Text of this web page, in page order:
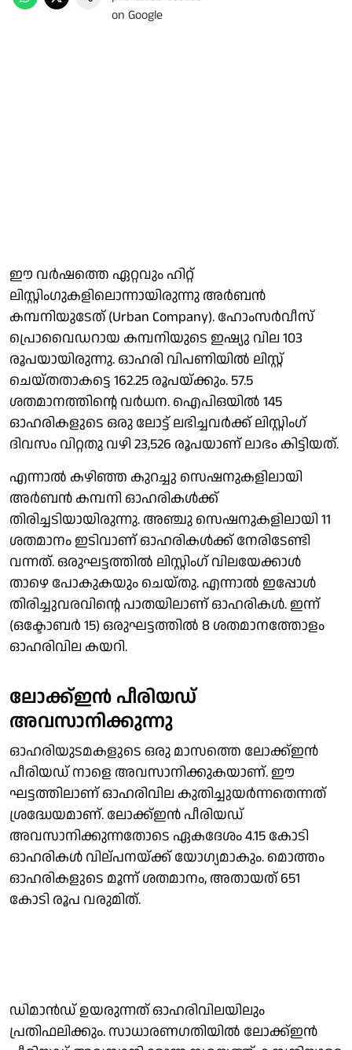
ഈ വര്‍ഷത്തെ ഏറ്റവും ഹിറ്റ്
ലിസ്റ്റിംഗുകളിലൊന്നായിരുന്നു അര്‍ബന്‍
കമ്പനിയുടേത് (Urban Company). ഹോംസര്‍വീസ്
പ്രൊവൈഡറായ കമ്പനിയുടെ ഇഷ്യു വില 103
രൂപയായിരുന്നു. ഓഹരി വിപണിയില്‍ ലിസ്റ്റ്
ചെയ്തതാകട്ടെ 162.25 രൂപയ്ക്കും. 57.5
ശതമാനത്തിന്റെ വര്‍ധന. ഐപിഒയില്‍ 145
ഓഹരികളുടെ ഒരു ലോട്ട് ലഭിച്ചവര്‍ക്ക് ലിസ്റ്റിംഗ്
ദിവസം വിറ്റതു വഴി 23,526 രൂപയാണ് ലാഭം കിട്ടിയത്.
എന്നാല്‍ കഴിഞ്ഞ കുറച്ചു സെഷനുകളിലായി
അര്‍ബന്‍ കമ്പനി ഓഹരികള്‍ക്ക്
തിരിച്ചടിയായിരുന്നു. അഞ്ചു സെഷനുകളിലായി 11
ശതമാനം ഇടിവാണ് ഓഹരികള്‍ക്ക് നേരിടേണ്ടി
വന്നത്. ഒരുഘട്ടത്തില്‍ ലിസ്റ്റിംഗ് വിലയേക്കാള്‍
താഴെ പോകുകയും ചെയ്തു. എന്നാല്‍ ഇപ്പോള്‍
തിരിച്ചുവരവിന്റെ പാതയിലാണ് ഓഹരികള്‍. ഇന്ന്
(ഒക്ടോബര്‍ 15) ഒരുഘട്ടത്തില്‍ 8 ശതമാനത്തോളം
ഓഹരിവില കയറി.
ലോക്ക്ഇന്‍ പീരിയഡ്
അവസാനിക്കുന്നു
ഓഹരിയുടമകളുടെ ഒരു മാസത്തെ ലോക്ക്ഇന്‍
പീരിയഡ് നാളെ അവസാനിക്കുകയാണ്. ഈ
ഘട്ടത്തിലാണ് ഓഹരിവില കുതിച്ചുയര്‍ന്നതെന്നത്
ശ്രദ്ധേയമാണ്. ലോക്ക്ഇന്‍ പീരിയഡ്
അവസാനിക്കുന്നതോടെ ഏകദേശം 4.15 കോടി
ഓഹരികള്‍ വില്പനയ്ക്ക് യോഗ്യമാകും. മൊത്തം
ഓഹരികളുടെ മൂന്ന് ശതമാനം, അതായത് 651
കോടി രൂപ വരുമിത്.
ഡിമാന്‍ഡ് ഉയരുന്നത് ഓഹരിവിലയിലും
പ്രതിഫലിക്കും. സാധാരണഗതിയില്‍ ലോക്ക്ഇന്‍